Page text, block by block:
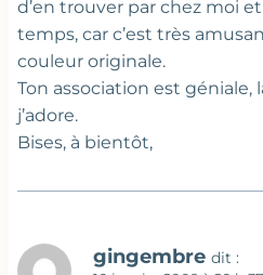
d’en trouver par chez moi
temps, car c’est très
couleur originale.
Ton association est
j’adore.
Bises, à bientôt,
gingembre dit :